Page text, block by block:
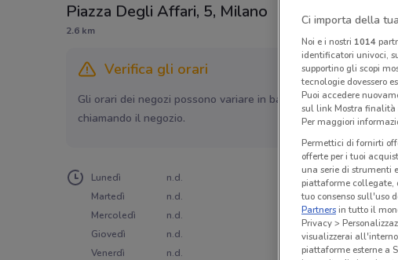
Piazza Degli Affari, 5, Milano
2.6 km
Verifica gli orari
Gli orari dei negozi possono variare in base agli ultimi
chiamando il negozio.
Lunedì
n.d.
Martedì
n.d.
Mercoledì
n.d.
Giovedì
n.d.
Venerdì
n.d.
Ci importa della
Noi e i nostri 1014
identificatori univoci,
supportino gli scopi
tecnologie dovessero
Puoi accedere
sul link Mostra finalità
Per maggiori
Permettici di fornirti
offerte per i tuoi
una serie di strumenti
piattaforme collegate,
tuo consenso sull'uso
Partnersin tutto il
Privacy >
visualizzerai
piattaforme esterne a